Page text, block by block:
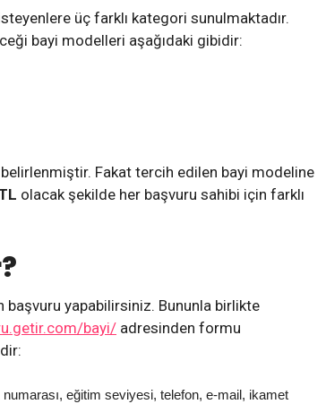
üç farklı kategori sunulmaktadır.
bayi modelleri aşağıdaki gibidir:
Fakat tercih edilen bayi modeline
olacak şekilde her başvuru sahibi için farklı
yapabilirsiniz. Bununla birlikte
bayi/ adresinden formu
eğitim seviyesi, telefon, e-mail, ikamet